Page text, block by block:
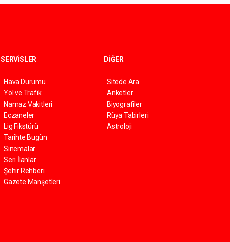
SERVİSLER
Hava Durumu
Yol ve Trafik
Namaz Vakitleri
Eczaneler
Lig Fikstürü
Tarihte Bugün
Sinemalar
Seri İlanlar
Şehir Rehberi
Gazete Manşetleri
DİĞER
Sitede Ara
Anketler
Biyografiler
Rüya Tabirleri
Astroloji